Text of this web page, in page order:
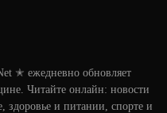
✭ ежедневно обновляет
Читайте онлайн: новости
здоровье и питании, спорте и